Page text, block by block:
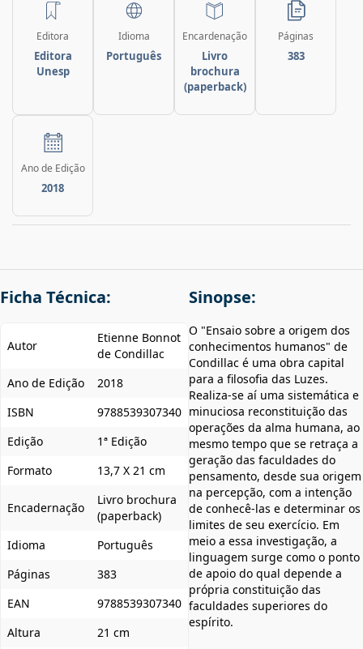
Editora
Editora
Unesp
Idioma
Português
Encardenação
Livro
brochura
(paperback)
Páginas
383
Ano de Edição
2018
Ficha Técnica:
Autor
Etienne Bonnot
de Condillac
Ano de Edição
2018
ISBN
9788539307340
Edição
1ª Edição
Formato
13,7 X 21 cm
Encadernação
Livro brochura
(paperback)
Idioma
Português
Páginas
383
EAN
9788539307340
Altura
21 cm
Sinopse:
O "Ensaio sobre a origem dos
conhecimentos humanos" de
Condillac é uma obra capital
para a filosofia das Luzes.
Realiza-se aí uma sistemática e
minuciosa reconstituição das
operações da alma humana, ao
mesmo tempo que se retraça a
geração das faculdades do
pensamento, desde sua origem
na percepção, com a intenção
de conhecê-las e determinar os
limites de seu exercício. Em
meio a essa investigação, a
linguagem surge como o ponto
de apoio do qual depende a
própria constituição das
faculdades superiores do
espírito.